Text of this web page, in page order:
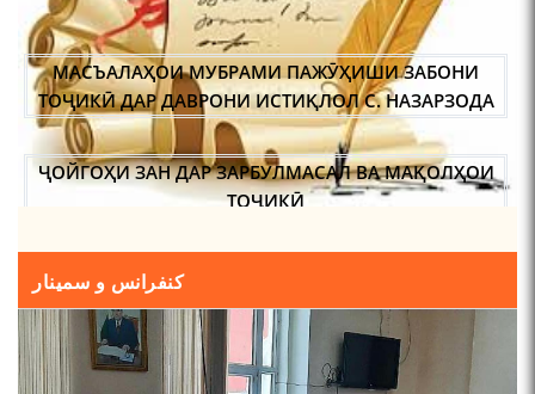
ТОҶИКӢ ДАР ДАВРОНИ ИСТИҚЛОЛ С. НАЗАРЗОДА
ҶОЙГОҲИ ЗАН ДАР ЗАРБУЛМАСАЛ ВА МАҚОЛҲОИ
ТОҶИКӢ
ИҚТИБОСШАВИИ ВОЖАҲОИ ЗАБОНИ ТОҶИКӢ ДАР
ТАҲҚИҚ ВА РАМЗКУШОИИ БАРХЕ АЗ ВОЖАҲОИ
ҶУҒРОФИИ ВАРЗОБ (ДАР АСОСИ МАВОДИ
ЗАБОНҲОИ ШАРҚИИ ЭРОНӢ) МИРЗОЕВ
САЙФИДДИН ҶАБОРОВИЧ.
کنفرانس و سمینار